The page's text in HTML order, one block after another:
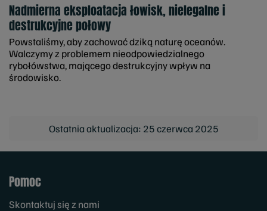
Nadmierna eksploatacja łowisk, nielegalne i
destrukcyjne połowy
Powstaliśmy, aby zachować dziką naturę oceanów.
Walczymy z problemem nieodpowiedzialnego
rybołówstwa, mającego destrukcyjny wpływ na
środowisko.
Ostatnia aktualizacja: 25 czerwca 2025
Pomoc
Skontaktuj się z nami